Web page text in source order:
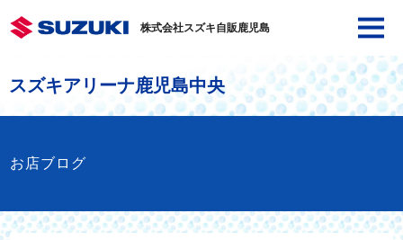
株式会社スズキ自販鹿児島
スズキアリーナ鹿児島中央
お店ブログ